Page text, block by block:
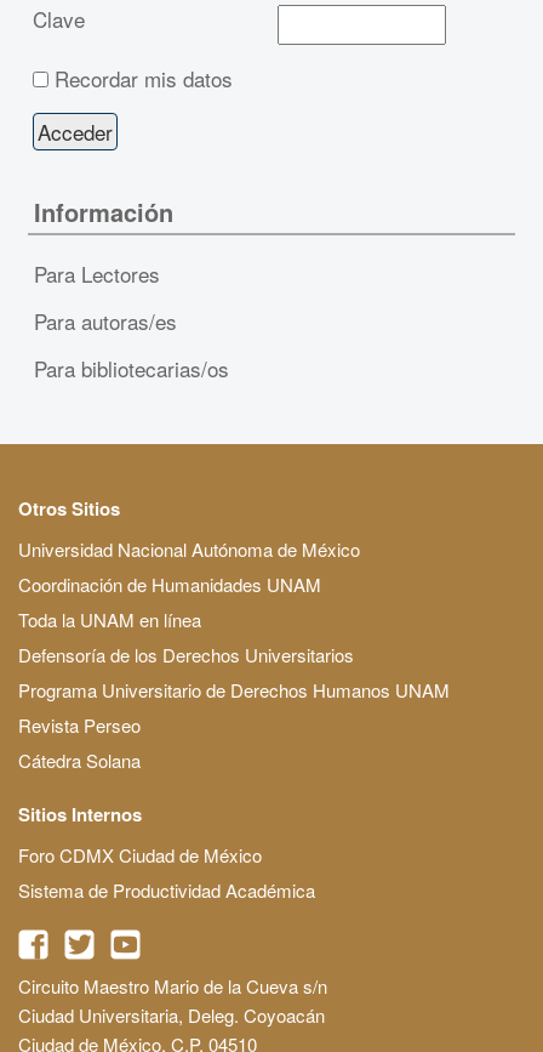
Clave
Recordar mis datos
Información
Para Lectores
Para autoras/es
Para bibliotecarias/os
Otros Sitios
Universidad Nacional Autónoma de México
Coordinación de Humanidades UNAM
Toda la UNAM en línea
Defensoría de los Derechos Universitarios
Programa Universitario de Derechos Humanos UNAM
Revista Perseo
Cátedra Solana
Sitios Internos
Foro CDMX Ciudad de México
Sistema de Productividad Académica
Circuito Maestro Mario de la Cueva s/n
Ciudad Universitaria, Deleg. Coyoacán
Ciudad de México, C.P. 04510